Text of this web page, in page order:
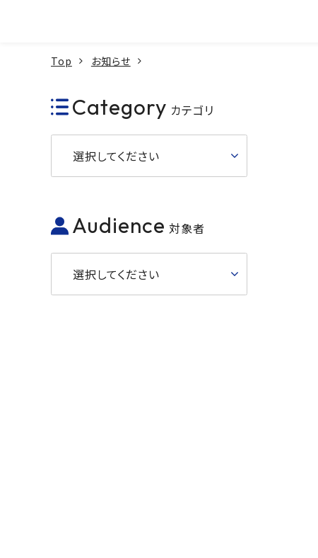
Top お知らせ
Category カテゴリ
選択してください
Audience 対象者
選択してください